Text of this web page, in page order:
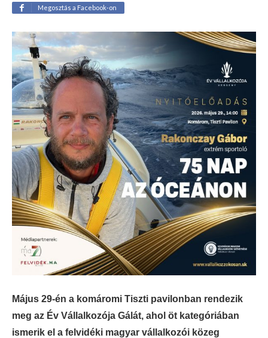
Megosztás a Facebook-on
Május 29-én a komáromi Tiszti pavilonban rendezik
meg az Év Vállalkozója Gálát, ahol öt kategóriában
ismerik el a felvidéki magyar vállalkozói közeg